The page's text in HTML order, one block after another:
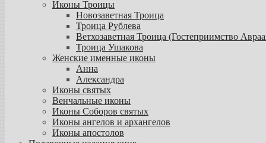
Иконы Троицы
Новозаветная Троица
Троица Рублева
Ветхозаветная Троица (Гостеприимство
Троица Ушакова
Женские именные иконы
Анна
Александра
Иконы святых
Венчальные иконы
Иконы Соборов святых
Иконы ангелов и архангелов
Иконы апостолов